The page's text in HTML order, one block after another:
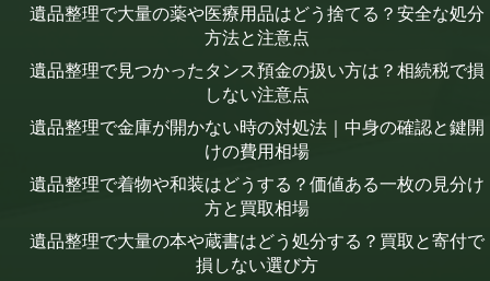
遺品整理で大量の薬や医療用品はどう捨てる？安全な処分
方法と注意点
遺品整理で見つかったタンス預金の扱い方は？相続税で損
しない注意点
遺品整理で金庫が開かない時の対処法｜中身の確認と鍵開
けの費用相場
遺品整理で着物や和装はどうする？価値ある一枚の見分け
方と買取相場
遺品整理で大量の本や蔵書はどう処分する？買取と寄付で
損しない選び方